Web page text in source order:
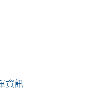
資訊